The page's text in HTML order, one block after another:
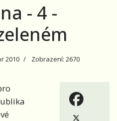
- 4 -
2010
Zobrazení: 2670